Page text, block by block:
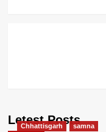
Letest Posts
Chhattisgarh samna